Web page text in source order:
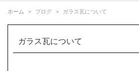
ホーム ブログ ガラス瓦について
ガラス瓦について